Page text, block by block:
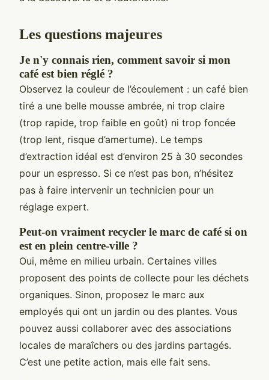
Les questions majeures
Je n'y connais rien, comment savoir si mon
café est bien réglé ?
Observez la couleur de l’écoulement : un café bien
tiré a une belle mousse ambrée, ni trop claire
(trop rapide, trop faible en goût) ni trop foncée
(trop lent, risque d’amertume). Le temps
d’extraction idéal est d’environ 25 à 30 secondes
pour un espresso. Si ce n’est pas bon, n’hésitez
pas à faire intervenir un technicien pour un
réglage expert.
Peut-on vraiment recycler le marc de café si on
est en plein centre-ville ?
Oui, même en milieu urbain. Certaines villes
proposent des points de collecte pour les déchets
organiques. Sinon, proposez le marc aux
employés qui ont un jardin ou des plantes. Vous
pouvez aussi collaborer avec des associations
locales de maraîchers ou des jardins partagés.
C’est une petite action, mais elle fait sens.